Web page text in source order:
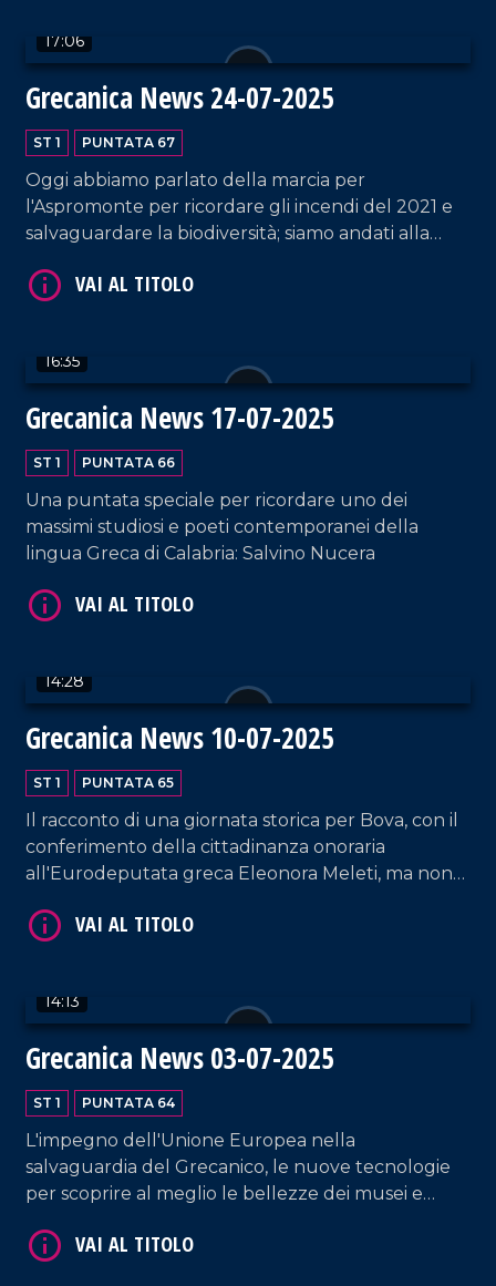
17:06
Grecanica News 24-07-2025
ST 1 PUNTATA 67
Oggi abbiamo parlato della marcia per
l'Aspromonte per ricordare gli incendi del 2021 e
salvaguardare la biodiversità; siamo andati alla
unico che potrebbe vivere di turismo tutto l'anno;
16:35
Grecanica News 17-07-2025
ST 1 PUNTATA 66
Una puntata speciale per ricordare uno dei
massimi studiosi e poeti contemporanei della
lingua Greca di Calabria: Salvino Nucera
14:28
Grecanica News 10-07-2025
ST 1 PUNTATA 65
Il racconto di una giornata storica per Bova, con il
conferimento della cittadinanza onoraria
all'Eurodeputata greca Eleonora Meleti, ma non
Calabria si dota di una nuova veste grafica per
VAI AL TITOLO
14:13
Grecanica News 03-07-2025
ST 1 PUNTATA 64
L'impegno dell'Unione Europea nella
salvaguardia del Grecanico, le nuove tecnologie
per scoprire al meglio le bellezze dei musei e
dell'Area Grecanica reggina.
VAI AL TITOLO
VAI AL TITOLO